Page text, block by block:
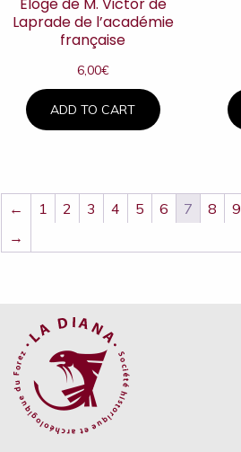
Laprade de l’académie
française
6,00€
ADD TO CART
← 1 2 3 4 5 6 7 8 9
→